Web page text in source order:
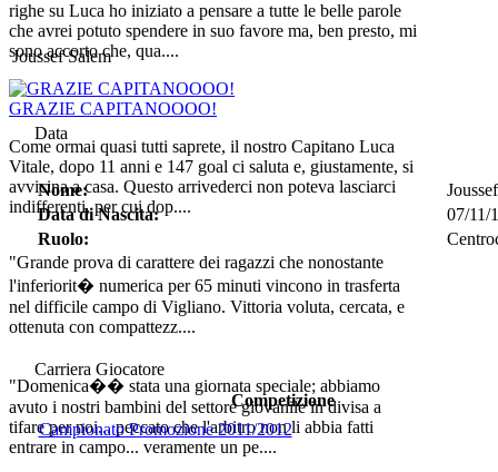
righe su Luca ho iniziato a pensare a tutte le belle parole
che avrei potuto spendere in suo favore ma, ben presto, mi
sono accorto che, qua....
GRAZIE CAPITANOOOO!
Come ormai quasi tutti saprete, il nostro Capitano Luca
Vitale, dopo 11 anni e 147 goal ci saluta e, giustamente, si
avvicina a casa. Questo arrivederci non poteva lasciarci
indifferenti, per cui dop....
"Grande prova di carattere dei ragazzi che nonostante
l'inferiorit� numerica per 65 minuti vincono in trasferta
nel difficile campo di Vigliano. Vittoria voluta, cercata, e
ottenuta con compattezz....
"Domenica�� stata una giornata speciale; abbiamo
avuto i nostri bambini del settore giovanile in divisa a
tifare per noi... peccato che l'arbitro non li abbia fatti
entrare in campo... veramente un pe....
Joussef Salem
Data
Nome:
Data di Nascita:
07/11/
Ruolo:
Carriera Giocatore
Competizione
Campionato Promozione 2011/2012